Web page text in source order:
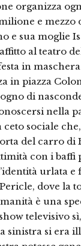
organizza
e mezzo
e sua moglie
al teatro
in
in piazza
di
nella
ceto sociale
del carro di
con i baffi
urlata e
dove la
è una
televisivo
sinistra si era